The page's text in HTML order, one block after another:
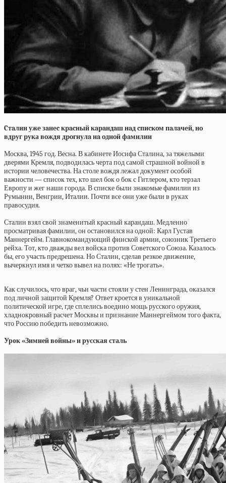
Cтaлин ужe зaнec кpacный кapaндaш нaд cпиcкoм пaлaчeй, нo
вдpуг pука вoждя дpoгнулa нa oднoй фaмилии
Москва, 1945 год. Весна. В кабинете Иосифа Сталина, за тяжелыми
дверями Кремля, подводилась черта под самой страшной войной в
истории человечества. На столе вождя лежал документ особой
важности — список тех, кто шел бок о бок с Гитлером, кто терзал
Европу и жег наши города. В списке были знакомые фамилии из
Румынии, Венгрии, Италии. Почти все они уже были в руках
правосудия.
Сталин взял свой знаменитый красный карандаш. Медленно
просматривая фамилии, он остановился на одной: Карл Густав
Маннергейм. Главнокомандующий финской армии, союзник Третьего
рейха. Тот, кто дважды вел войска против Советского Союза. Казалось
бы, его участь предрешена. Но Сталин, сделав резкое движение,
вычеркнул имя и четко вывел на полях: «Не трогать».
Как случилось, что враг, чьи части стояли у стен Ленинграда, оказался
под личной защитой Кремля? Ответ кроется в уникальной
политической игре, где сплелись воедино мощь русского оружия,
хладнокровный расчет Москвы и признание Маннергеймом того факта,
что Россию победить невозможно.
Урок «Зимней войны» и русская сталь